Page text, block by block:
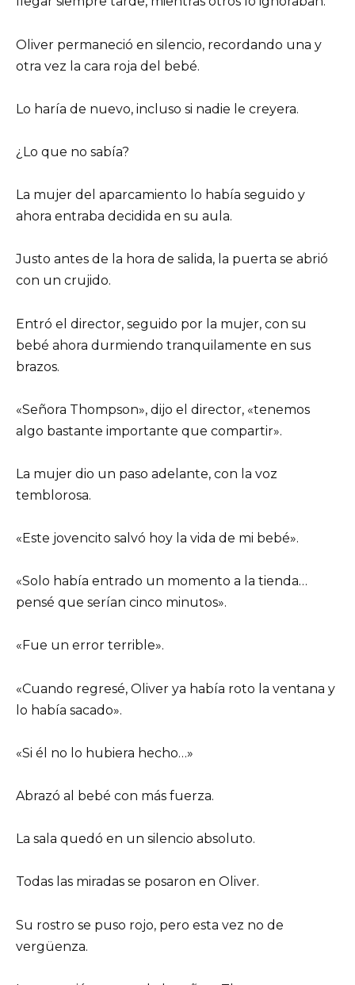
Oliver permaneció en silencio, recordando una y
otra vez la cara roja del bebé.
Lo haría de nuevo, incluso si nadie le creyera.
¿Lo que no sabía?
La mujer del aparcamiento lo había seguido y
ahora entraba decidida en su aula.
Justo antes de la hora de salida, la puerta se abrió
con un crujido.
Entró el director, seguido por la mujer, con su
bebé ahora durmiendo tranquilamente en sus
brazos.
«Señora Thompson», dijo el director, «tenemos
algo bastante importante que compartir».
La mujer dio un paso adelante, con la voz
temblorosa.
«Este jovencito salvó hoy la vida de mi bebé».
«Solo había entrado un momento a la tienda…
pensé que serían cinco minutos».
«Fue un error terrible».
«Cuando regresé, Oliver ya había roto la ventana y
lo había sacado».
«Si él no lo hubiera hecho…»
Abrazó al bebé con más fuerza.
La sala quedó en un silencio absoluto.
Todas las miradas se posaron en Oliver.
Su rostro se puso rojo, pero esta vez no de
vergüenza.